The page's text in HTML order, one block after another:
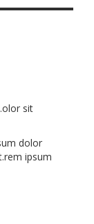
sit
dolor
ipsum